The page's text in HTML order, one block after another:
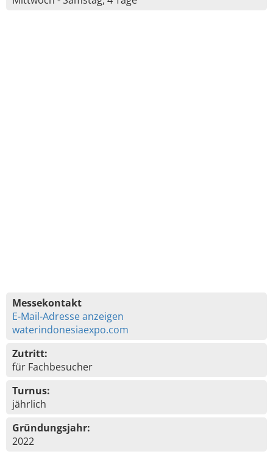
Messekontakt
E-Mail-Adresse anzeigen
waterindonesiaexpo.com
Zutritt:
für Fachbesucher
Turnus:
jährlich
Gründungsjahr:
2022